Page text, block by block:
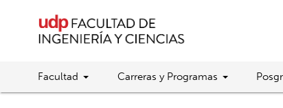
Facultad Carreras y Programas